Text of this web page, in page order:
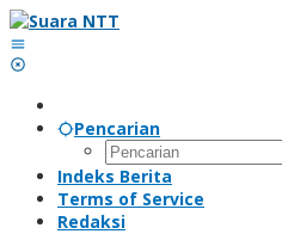
Lewati
ke
konten
Pencarian
Indeks Berita
Terms of Service
Redaksi